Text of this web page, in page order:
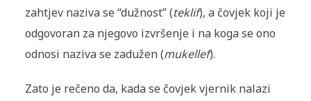
zahtjev naziva se “dužnost” (teklif), a čovjek koji je
odgovoran za njegovo izvršenje i na koga se ono
odnosi naziva se zadužen (mukellef).
Zato je rečeno da, kada se čovjek vjernik nalazi